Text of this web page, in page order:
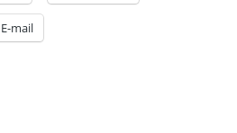
E-mail